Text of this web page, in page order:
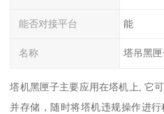
能否对接平台 能
名称 塔吊黑
塔机黑匣子主要应用在塔机上, 它
并存储，随时将塔机违规操作进